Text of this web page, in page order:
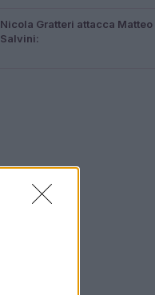
Nicola Gratteri attacca Matteo
Salvini: